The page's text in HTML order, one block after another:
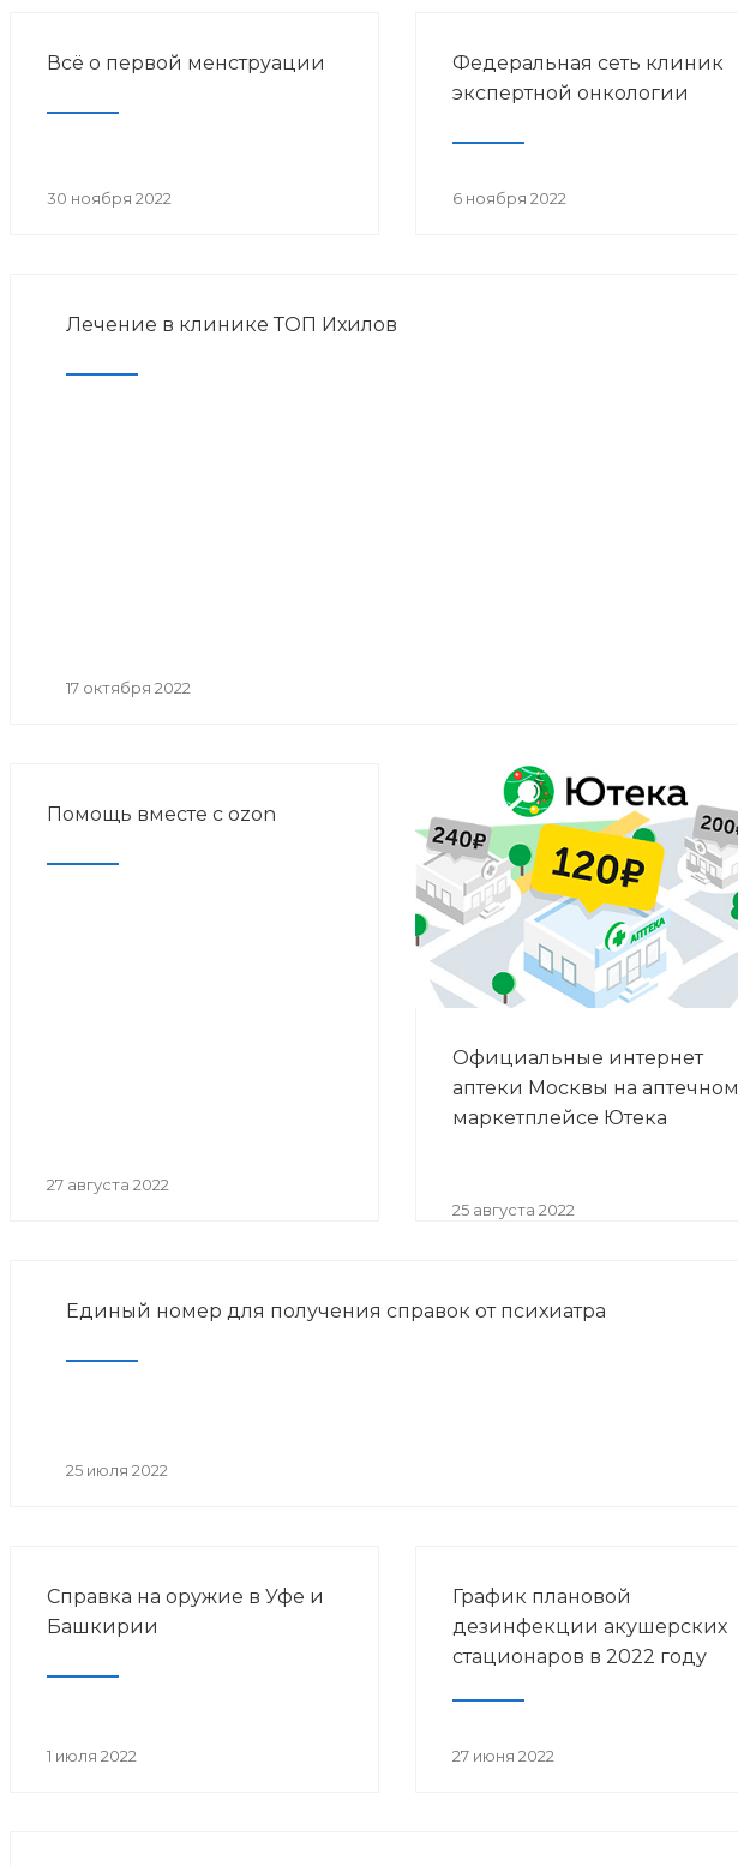
Всё о первой менструации
30 ноября 2022
Федеральная сеть клиник
экспертной онкологии
6 ноября 2022
Лечение в клинике ТОП Ихилов
17 октября 2022
Помощь вместе с ozon
27 августа 2022
Официальные интернет
аптеки Москвы на аптечном
маркетплейсе Ютека
25 августа 2022
Единый номер для получения справок от психиатра
25 июля 2022
Справка на оружие в Уфе и
Башкирии
1 июля 2022
График плановой
дезинфекции акушерских
стационаров в 2022 году
27 июня 2022